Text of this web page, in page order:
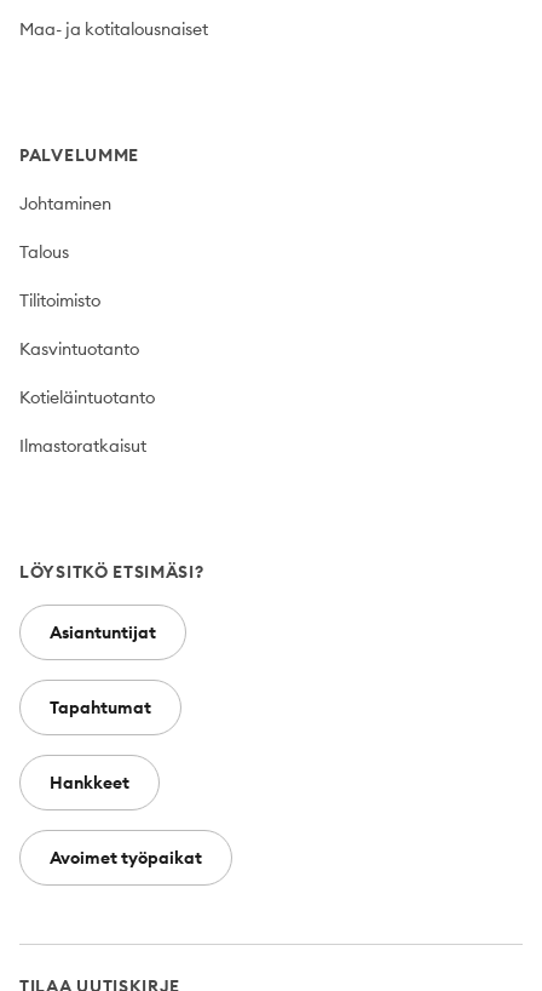
Maa- ja kotitalousnaiset
PALVELUMME
Johtaminen
Talous
Tilitoimisto
Kasvintuotanto
Kotieläintuotanto
Ilmastoratkaisut
LÖYSITKÖ ETSIMÄSI?
Asiantuntijat
Tapahtumat
Hankkeet
Avoimet työpaikat
TILAA UUTISKIRJE